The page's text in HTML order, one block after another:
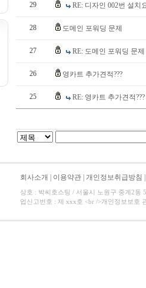
29 RE: 디자인 002번 설치
28 도메인 포워딩 문제
27 RE: 도메인 포워딩 문제
26 영카트 추가견적???
25 RE: 영카트 추가견적???
회사소개 이용약관 개인정보취급방침
상호 : 박씨호스팅 / 서울시 노원구 중계2동
업신고번호 : 제 xxx호 <br />개인정보보호